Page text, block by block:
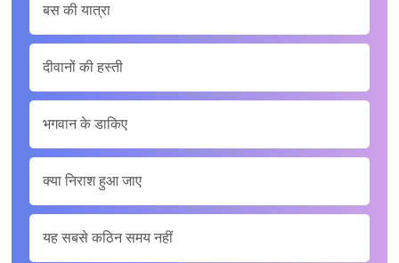
बस की यात्रा
दीवानों की हस्ती
भगवान के डाकिए
क्या निराश हुआ जाए
यह सबसे कठिन समय नहीं